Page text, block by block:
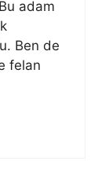
adam
Ben de
felan